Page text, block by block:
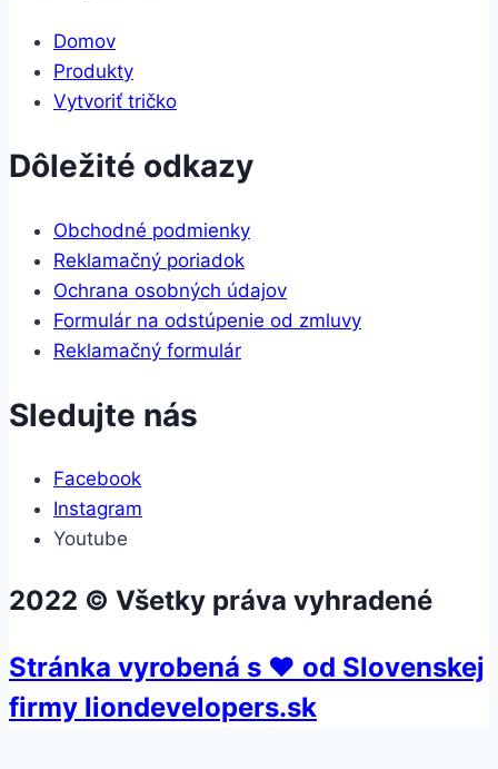
Domov
Produkty
Vytvoriť tričko
Dôležité odkazy
Obchodné podmienky
Reklamačný poriadok
Ochrana osobných údajov
Formulár na odstúpenie od zmluvy
Reklamačný formulár
Sledujte nás
Facebook
Instagram
Youtube
2022 © Všetky práva vyhradené
Stránka vyrobená s ❤ od Slovenskej
firmy liondevelopers.sk